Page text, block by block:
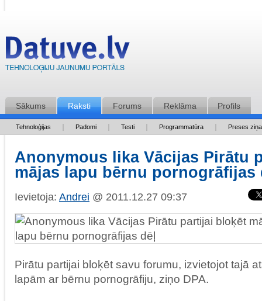
Sākums Raksti Forums Reklāma Profils
Tehnoloģijas Padomi Testi Programmatūra Preses
Anonymous lika Vācijas Pirātu
mājas lapu bērnu pornogrāfijas
Ievietoja: Andrei @ 2011.12.27 09:37
Pirātu partijai bloķēt savu forumu, izvietojot tajā
lapām ar bērnu pornogrāfiju, ziņo DPA.